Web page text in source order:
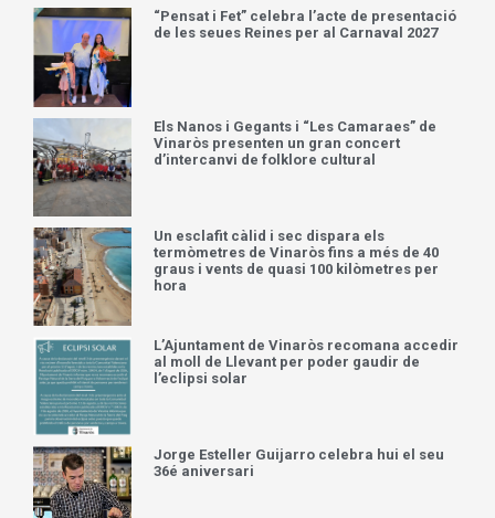
“Pensat i Fet” celebra l’acte de presentació
de les seues Reines per al Carnaval 2027
Els Nanos i Gegants i “Les Camaraes” de
Vinaròs presenten un gran concert
d’intercanvi de folklore cultural
Un esclafit càlid i sec dispara els
termòmetres de Vinaròs fins a més de 40
graus i vents de quasi 100 kilòmetres per
hora
L’Ajuntament de Vinaròs recomana accedir
al moll de Llevant per poder gaudir de
l’eclipsi solar
Jorge Esteller Guijarro celebra hui el seu
36é aniversari